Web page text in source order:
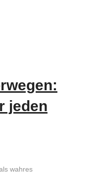
jeden
wahres